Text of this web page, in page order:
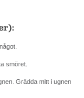
smöret.
Grädda mitt i ugnen